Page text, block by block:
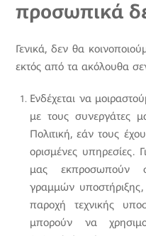
προσωπικά
Γενικά, δεν θα
εκτός από τα ακόλουθα
Ενδέχεται να
με τους συνεργάτες
Πολιτική, εάν τους
ορισμένες υπηρεσίες.
μας εκπροσωπούν
γραμμών
παροχή τεχνικής
μπορούν να